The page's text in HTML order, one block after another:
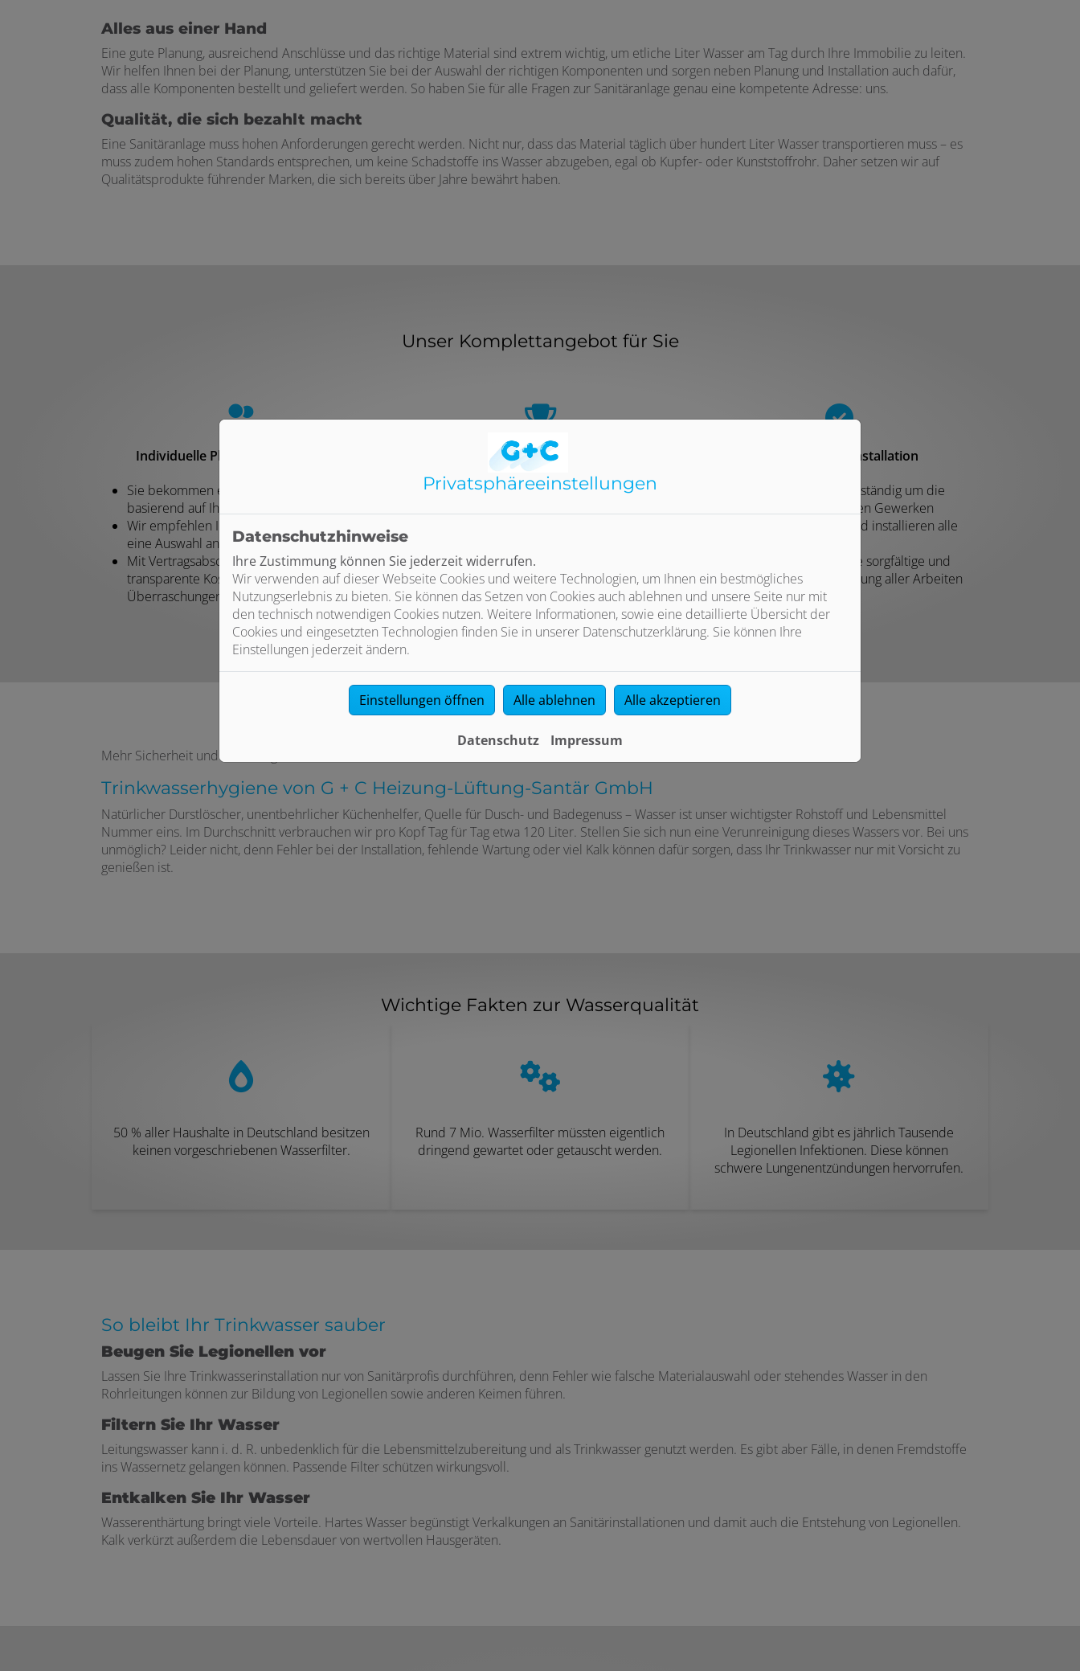
Alles aus einer Hand
Eine gute Planung, ausreichend Anschlüsse und das richtige Material sind extrem wichtig, um etliche Liter Wasser am Tag durch Ihre Immobilie zu leiten.
Wir helfen Ihnen bei der Planung, unterstützen Sie bei der Auswahl der richtigen Komponenten und sorgen neben Planung und Installation auch dafür,
dass alle Komponenten bestellt und geliefert werden. So haben Sie für alle Fragen zur Sanitäranlage genau eine kompetente Adresse: uns.
Qualität, die sich bezahlt macht
Eine Sanitäranlage muss hohen Anforderungen gerecht werden. Nicht nur, dass das Material täglich über hundert Liter Wasser transportieren muss – es
muss zudem hohen Standards entsprechen, um keine Schadstoffe ins Wasser abzugeben, egal ob Kupfer- oder Kunststoffrohr. Daher setzen wir auf
Qualitätsprodukte führender Marken, die sich bereits über Jahre bewährt haben.
Unser Komplettangebot für Sie
Individuelle Planung und Beratung
Sie bekommen eine individuelle Planung,
basierend auf Ihren Wünschen und Ideen
Wir empfehlen Ihnen herstellerunabhängig
eine Auswahl an Produkten für Ihr Projekt
Mit Vertragsabschluss erhalten Sie eine
transparente Kostenaufstellung ohne
Überraschungen
Hohe Qualität und fachgerechte
Ausführung
und Serviceleistungen
Mit uns haben Sie Planung, Installation und
Instandhaltung aus einer Hand
Professionelle Installation
Wir kümmern uns eigenständig um die
Koordination mit anderen Gewerken
Wir bestellen, liefern und installieren alle
Sie können sich auf eine sorgfältige und
termingerechte Ausführung aller Arbeiten
verlassen
Mehr Sicherheit und Komfort genießen
Trinkwasserhygiene von G + C Heizung-Lüftung-Santär GmbH
Natürlicher Durstlöscher, unentbehrlicher Küchenhelfer, Quelle für Dusch- und Badegenuss – Wasser ist unser wichtigster Rohstoff und Lebensmittel
Nummer eins. Im Durchschnitt verbrauchen wir pro Kopf Tag für Tag etwa 120 Liter. Stellen Sie sich nun eine Verunreinigung dieses Wassers vor. Bei uns
unmöglich? Leider nicht, denn Fehler bei der Installation, fehlende Wartung oder viel Kalk können dafür sorgen, dass Ihr Trinkwasser nur mit Vorsicht zu
genießen ist.
Wichtige Fakten zur Wasserqualität
50 % aller Haushalte in Deutschland besitzen
keinen vorgeschriebenen Wasserfilter.
Rund 7 Mio. Wasserfilter müssten eigentlich
dringend gewartet oder getauscht werden.
In Deutschland gibt es jährlich Tausende
Legionellen Infektionen. Diese können
schwere Lungenentzündungen hervorrufen.
So bleibt Ihr Trinkwasser sauber
Beugen Sie Legionellen vor
Lassen Sie Ihre Trinkwasserinstallation nur von Sanitärprofis durchführen, denn Fehler wie falsche Materialauswahl oder stehendes Wasser in den
Rohrleitungen können zur Bildung von Legionellen sowie anderen Keimen führen.
Filtern Sie Ihr Wasser
Leitungswasser kann i. d. R. unbedenklich für die Lebensmittelzubereitung und als Trinkwasser genutzt werden. Es gibt aber Fälle, in denen Fremdstoffe
ins Wassernetz gelangen können. Passende Filter schützen wirkungsvoll.
Entkalken Sie Ihr Wasser
Wasserenthärtung bringt viele Vorteile. Hartes Wasser begünstigt Verkalkungen an Sanitärinstallationen und damit auch die Entstehung von Legionellen.
Kalk verkürzt außerdem die Lebensdauer von wertvollen Hausgeräten.
Privatsphäre­einstellungen
Datenschutzhinweise
Ihre Zustimmung können Sie jederzeit widerrufen.
Wir verwenden auf dieser Webseite Cookies und weitere Technologien, um Ihnen ein bestmögliches
Nutzungserlebnis zu bieten. Sie können das Setzen von Cookies auch ablehnen und unsere Seite nur mit
den technisch notwendigen Cookies nutzen. Weitere Informationen, sowie eine detaillierte Übersicht der
Cookies und eingesetzten Technologien finden Sie in unserer Datenschutzerklärung. Sie können Ihre
Einstellungen jederzeit ändern.
Einstellungen öffnen Alle ablehnen Alle akzeptieren
Datenschutz Impressum